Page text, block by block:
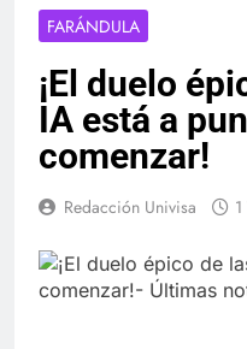
FARÁNDULA
¡El duelo
IA está a
comenzar!
Redacción Univisa